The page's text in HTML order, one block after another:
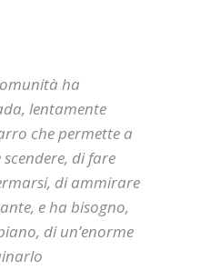
ha
lentamente
che permette a
di fare
di ammirare
e ha bisogno,
di un’enorme